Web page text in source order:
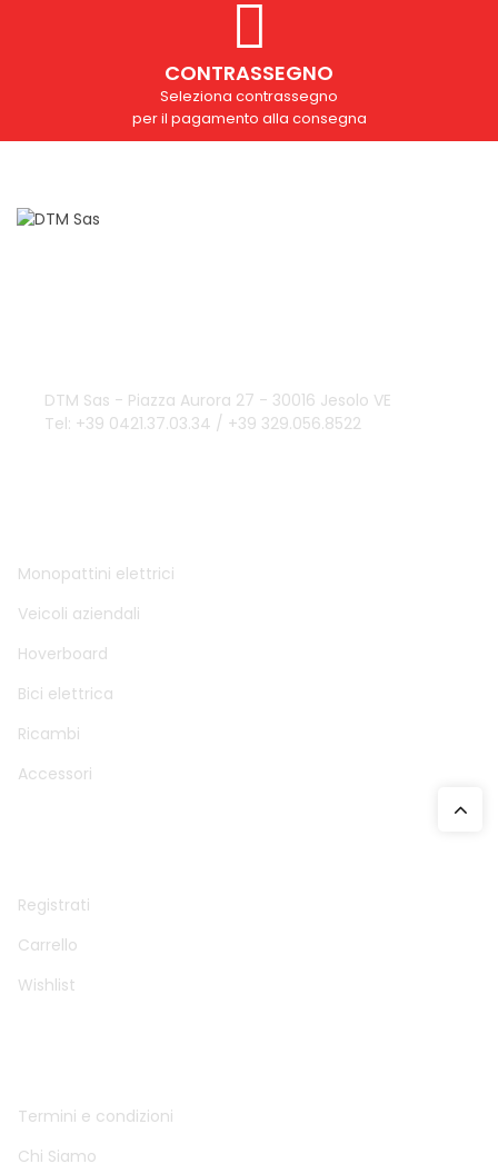
CONTRASSEGNO
Seleziona contrassegno
per il pagamento alla consegna
DTM Sas - Piazza Aurora 27 - 30016 Jesolo VE
Tel: +39 0421.37.03.34 / +39 329.056.8522
Monopattini elettrici
Veicoli aziendali
Hoverboard
Bici elettrica
Ricambi
Accessori
Registrati
Carrello
Wishlist
Termini e condizioni
Chi Siamo